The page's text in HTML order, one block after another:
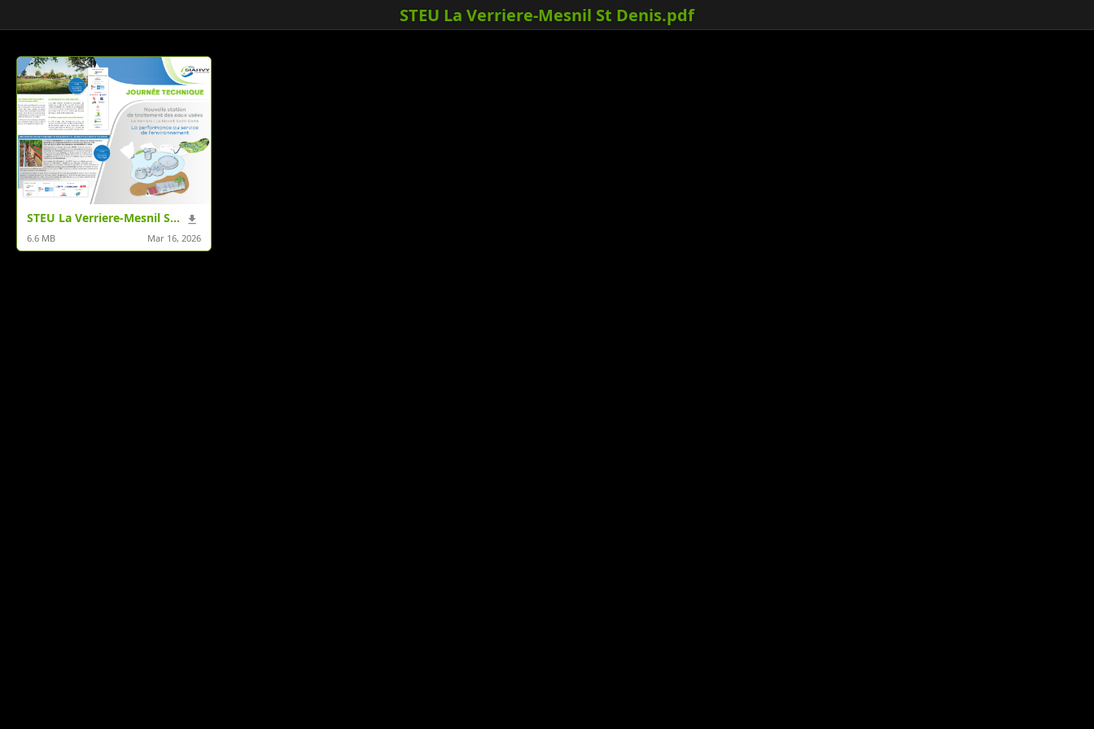
STEU La Verriere-Mesnil St Denis.pdf
STEU La Verriere-Mesnil St Denis.pdf
6.6 MB Mar 16, 2026